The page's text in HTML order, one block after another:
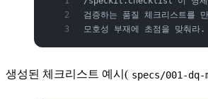
검증하는 품질 체크리스트를
모호성 부재에 초점을 맞춰라.
생성된 체크리스트 예시( specs/001-